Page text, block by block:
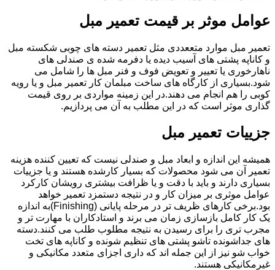
عوامل موثر بر قیمت تعمیر مبل
تعمیر مبل موارد متععددی مثل تعمیر دسته های چوبی شکسته مبل
و کاناپه پشتی های آسیب دیده یا دفرمه شده ی صندلی های
ناهارخوری یا تعییر و تعویض فوف و فنر مبل ها را شامل می
شود.بسیاری از کارگاه های ساخت مبلمان کار تعمیر مبل و یا رویه
کوبی را هم انجام می دهند.در این زمینه مواردی بر روی قیمت
گذاری موثر است که در این مطلب به آن می پردازیم.
جزییات تعمیر مبل
همیشه این اندازه و ابعاد مبل و صندلی نیست که تعیین کننده هزینه
تعمیر آن می شود محصولات که بسیار کارشده هستند و یا جزییات
بسیاری دارند و باید با دقت و یا ظرافت بیشتری رویشان کارکرد
عوامل موثری بر میزان کار و در نتیجه دستمزد تعمیر خواهد
بود.برخی کارهای ظریف تر در مرحله پایانی (Finishing)به اندازه
یک کار کامل بازسازی زمان می برند و استادکاران با مهارت تر و
مجرب تری را برای رسیدن به نتیجه مطلوب طلب می کنند.دسته
های جداشونده تاشو پشتی های تنظیم شونده و کاناپه های تخت
خواب شو نیز از این جمله اند که داری اجزای متعدد مکانیکی و
غیرمکانیکی هستند.